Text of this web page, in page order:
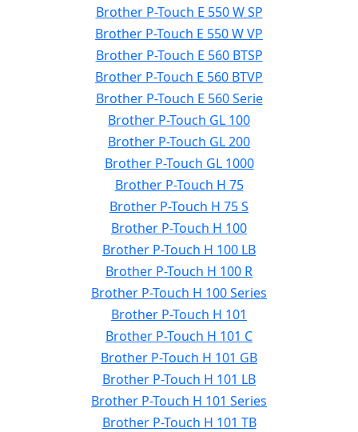
Brother P-Touch E 550 W SP
Brother P-Touch E 550 W VP
Brother P-Touch E 560 BTSP
Brother P-Touch E 560 BTVP
Brother P-Touch E 560 Serie
Brother P-Touch GL 100
Brother P-Touch GL 200
Brother P-Touch GL 1000
Brother P-Touch H 75
Brother P-Touch H 75 S
Brother P-Touch H 100
Brother P-Touch H 100 LB
Brother P-Touch H 100 R
Brother P-Touch H 100 Series
Brother P-Touch H 101
Brother P-Touch H 101 C
Brother P-Touch H 101 GB
Brother P-Touch H 101 LB
Brother P-Touch H 101 Series
Brother P-Touch H 101 TB